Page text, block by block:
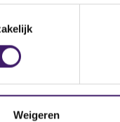
Weigeren
Potentieel